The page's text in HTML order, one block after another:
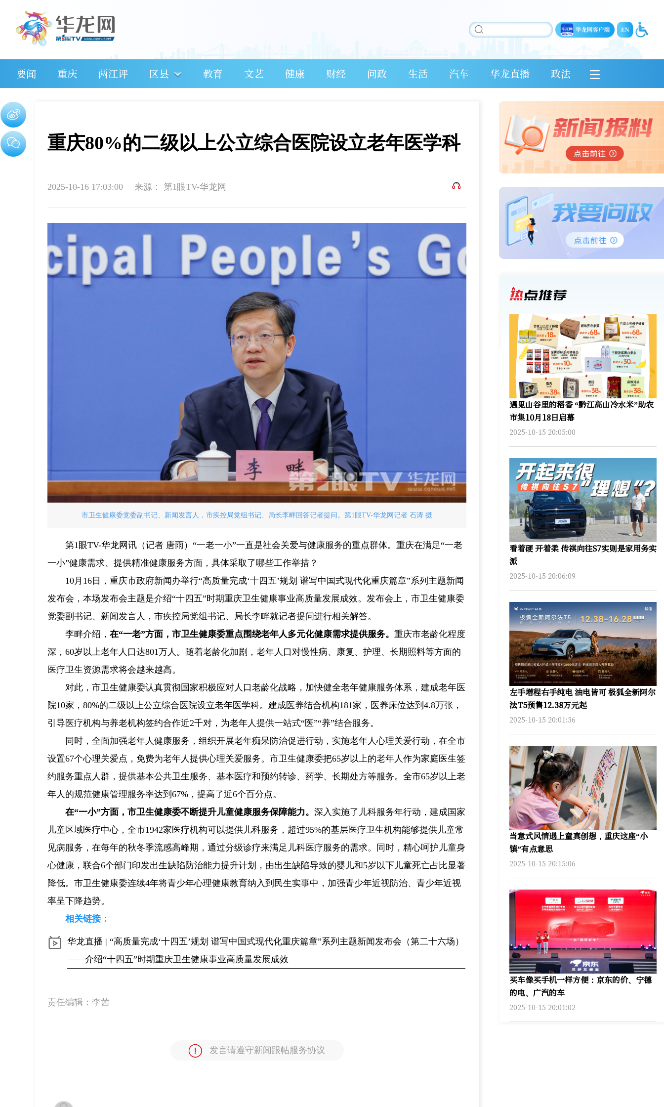
要闻 重庆 两江评 区县 教育 文艺 健康 财经 问政 生活 汽车 华龙直播 政法
重庆80%的二级以上公立综合医院设立老年医学科
2025-10-16 17:03:00 来源： 第1眼TV-华龙网
市卫生健康委党委副书记、新闻发言人，市疾控局党组书记、局长李畔回答记者提问。第1眼TV-华龙网记者 石涛 摄
第1眼TV-华龙网讯（记者 唐雨）“一老一小”一直是社会关爱与健康服务的重点群体。重庆在满足“一老
一小”健康需求、提供精准健康服务方面，具体采取了哪些工作举措？
10月16日，重庆市政府新闻办举行“高质量完成‘十四五’规划 谱写中国式现代化重庆篇章”系列主题新闻
发布会，本场发布会主题是介绍“十四五”时期重庆卫生健康事业高质量发展成效。发布会上，市卫生健康委
党委副书记、新闻发言人，市疾控局党组书记、局长李畔就记者提问进行相关解答。
李畔介绍， 在“一老”方面，市卫生健康委重点围绕老年人多元化健康需求提供服务。 重庆市老龄化程度
深，60岁以上老年人口达801万人。随着老龄化加剧，老年人口对慢性病、康复、护理、长期照料等方面的
医疗卫生资源需求将会越来越高。
对此，市卫生健康委认真贯彻国家积极应对人口老龄化战略，加快健全老年健康服务体系，建成老年医
院10家，80%的二级以上公立综合医院设立老年医学科。建成医养结合机构181家，医养床位达到4.8万张，
引导医疗机构与养老机构签约合作近2千对，为老年人提供一站式“医”“养”结合服务。
同时，全面加强老年人健康服务，组织开展老年痴呆防治促进行动，实施老年人心理关爱行动，在全市
设置67个心理关爱点，免费为老年人提供心理关爱服务。市卫生健康委把65岁以上的老年人作为家庭医生签
约服务重点人群，提供基本公共卫生服务、基本医疗和预约转诊、药学、长期处方等服务。全市65岁以上老
年人的规范健康管理服务率达到67%，提高了近6个百分点。
在“一小”方面，市卫生健康委不断提升儿童健康服务保障能力。 深入实施了儿科服务年行动，建成国家
儿童区域医疗中心，全市1942家医疗机构可以提供儿科服务，超过95%的基层医疗卫生机构能够提供儿童常
见病服务，在每年的秋冬季流感高峰期，通过分级诊疗来满足儿科医疗服务的需求。同时，精心呵护儿童身
心健康，联合6个部门印发出生缺陷防治能力提升计划，由出生缺陷导致的婴儿和5岁以下儿童死亡占比显著
降低。市卫生健康委连续4年将青少年心理健康教育纳入到民生实事中，加强青少年近视防治、青少年近视
率呈下降趋势。
相关链接：
华龙直播 | “高质量完成‘十四五’规划 谱写中国式现代化重庆篇章”系列主题新闻发布会（第二十六场）
——介绍“十四五”时期重庆卫生健康事业高质量发展成效
责任编辑： 李茜
发言请遵守新闻跟帖服务协议
遇见山谷里的稻香 “黔江高山冷水米”助农
市集10月18日启幕
2025-10-15 20:05:00
看着硬 开着柔 传祺向往S7实则是家用务实
派
2025-10-15 20:06:09
左手增程右手纯电 油电皆可 极狐全新阿尔
法T5预售12.38万元起
2025-10-15 20:01:36
当意式风情遇上童真创想，重庆这座“小
镇”有点意思
2025-10-15 20:15:06
买车像买手机一样方便：京东的价、宁德
的电、广汽的车
2025-10-15 20:01:02